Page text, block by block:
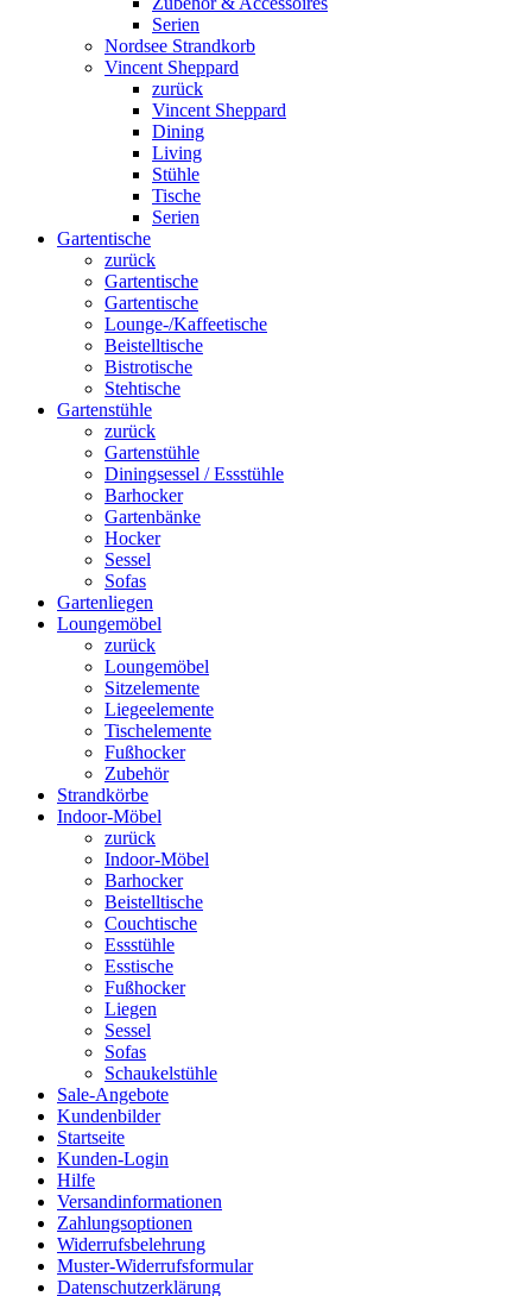
Serien
Nordsee Strandkorb
Vincent Sheppard
zurück
Vincent Sheppard
Dining
Living
Stühle
Tische
Serien
Gartentische
zurück
Gartentische
Gartentische
Lounge-/Kaffeetische
Beistelltische
Bistrotische
Stehtische
Gartenstühle
zurück
Gartenstühle
Diningsessel / Essstühle
Barhocker
Gartenbänke
Hocker
Sessel
Sofas
Gartenliegen
Loungemöbel
zurück
Loungemöbel
Sitzelemente
Liegeelemente
Tischelemente
Fußhocker
Zubehör
Strandkörbe
Indoor-Möbel
zurück
Indoor-Möbel
Barhocker
Beistelltische
Couchtische
Essstühle
Esstische
Fußhocker
Liegen
Sessel
Sofas
Schaukelstühle
Sale-Angebote
Kundenbilder
Startseite
Kunden-Login
Hilfe
Versandinformationen
Zahlungsoptionen
Widerrufsbelehrung
Muster-Widerrufsformular
Datenschutzerklärung